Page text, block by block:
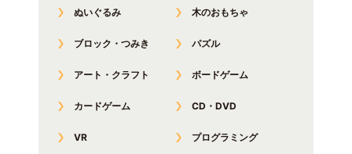
ぬいぐるみ 木のおもちゃ
ブロック・つみき パズル
アート・クラフト ボードゲーム
カードゲーム CD・DVD
VR プログラミング